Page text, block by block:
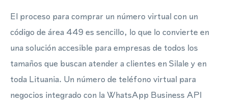
El proceso para comprar un número virtual con un
código de área 449 es sencillo, lo que lo convierte en
una solución accesible para empresas de todos los
tamaños que buscan atender a clientes en Silale y en
toda Lituania. Un número de teléfono virtual para
negocios integrado con la WhatsApp Business API